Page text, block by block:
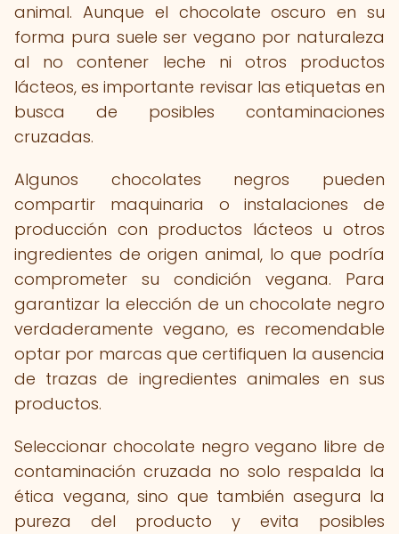
animal. Aunque el chocolate oscuro en su
forma pura suele ser vegano por naturaleza
al no contener leche ni otros productos
lácteos, es importante revisar las etiquetas en
busca de posibles contaminaciones
cruzadas.
Algunos chocolates negros pueden
compartir maquinaria o instalaciones de
producción con productos lácteos u otros
ingredientes de origen animal, lo que podría
comprometer su condición vegana. Para
garantizar la elección de un chocolate negro
verdaderamente vegano, es recomendable
optar por marcas que certifiquen la ausencia
de trazas de ingredientes animales en sus
productos.
Seleccionar chocolate negro vegano libre de
contaminación cruzada no solo respalda la
ética vegana, sino que también asegura la
pureza del producto y evita posibles